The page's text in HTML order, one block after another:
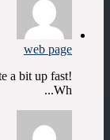
web page
a bit up fast!
Wh...